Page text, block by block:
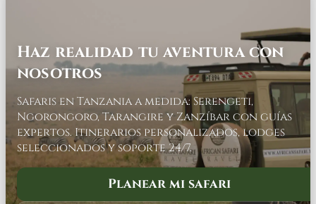
Haz realidad tu aventura con
nosotros
Safaris en Tanzania a medida: Serengeti,
Ngorongoro, Tarangire y Zanzíbar con guías
expertos. Itinerarios personalizados, lodges
seleccionados y soporte 24/7.
Planear mi safari